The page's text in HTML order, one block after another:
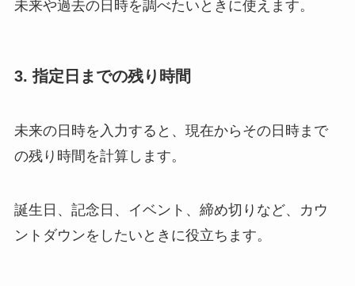
未来や過去の日時を調べたいときに使えます。
3. 指定日までの残り時間
未来の日時を入力すると、現在からその日時まで
の残り時間を計算します。
誕生日、記念日、イベント、締め切りなど、カウ
ントダウンをしたいときに役立ちます。